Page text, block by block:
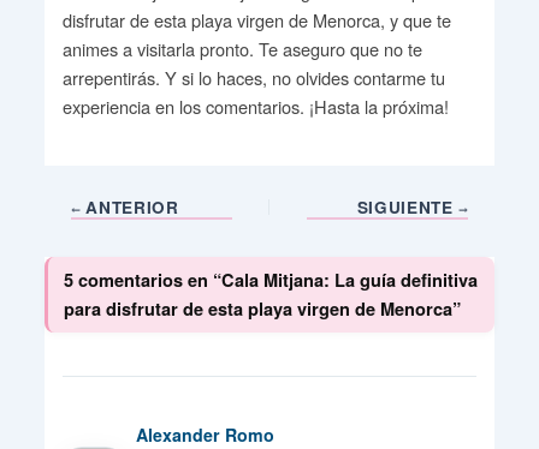
disfrutar de esta playa virgen de Menorca, y que te
animes a visitarla pronto. Te aseguro que no te
arrepentirás. Y si lo haces, no olvides contarme tu
experiencia en los comentarios. ¡Hasta la próxima!
ANTERIOR SIGUIENTE
5 comentarios en “Cala Mitjana: La guía definitiva
para disfrutar de esta playa virgen de Menorca”
Alexander Romo